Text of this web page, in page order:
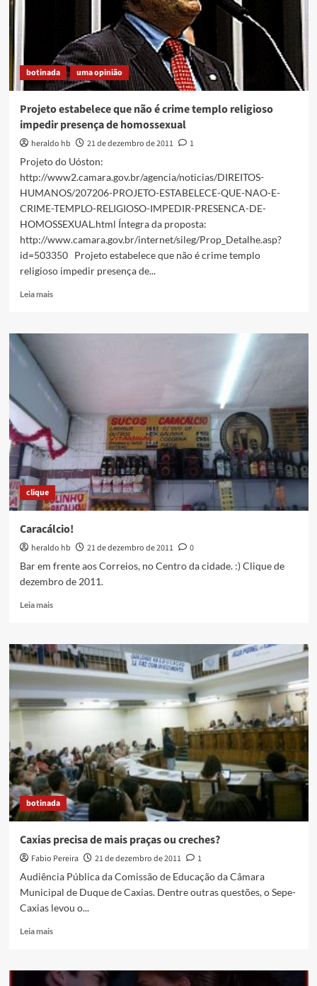
botinada uma opinião
Projeto estabelece que não é crime templo religioso
impedir presença de homossexual
heraldo hb 21 de dezembro de 2011
1
Projeto do Uóston:
http://www2.camara.gov.br/agencia/noticias/DIREITOS-
HUMANOS/207206-PROJETO-ESTABELECE-QUE-NAO-E-
CRIME-TEMPLO-RELIGIOSO-IMPEDIR-PRESENCA-DE-
HOMOSSEXUAL.html Íntegra da proposta:
http://www.camara.gov.br/internet/sileg/Prop_Detalhe.asp?
id=503350 Projeto estabelece que não é crime templo
religioso impedir presença de...
Leia maisRead
Projeto
é
crime
templo
religioso
impedir
presença
de
homossexual
clique
Caracálcio!
heraldo hb 21 de dezembro de 2011
0
Bar em frente aos Correios, no Centro da cidade. :) Clique de
dezembro de 2011.
Leia maisRead
Caracálcio!
botinada
Caxias precisa de mais praças ou creches?
Fabio Pereira 21 de dezembro de 2011
1
Audiência Pública da Comissão de Educação da Câmara
Municipal de Duque de Caxias. Dentre outras questões, o Sepe-
Caxias levou o...
Leia maisRead
Caxias
precisa